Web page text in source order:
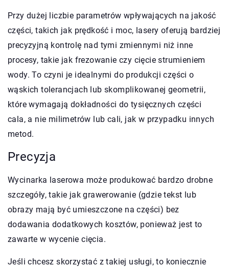
Przy dużej liczbie parametrów wpływających na jakość
części, takich jak prędkość i moc, lasery oferują bardziej
precyzyjną kontrolę nad tymi zmiennymi niż inne
procesy, takie jak frezowanie czy cięcie strumieniem
wody. To czyni je idealnymi do produkcji części o
wąskich tolerancjach lub skomplikowanej geometrii,
które wymagają dokładności do tysięcznych części
cala, a nie milimetrów lub cali, jak w przypadku innych
metod.
Precyzja
Wycinarka laserowa może produkować bardzo drobne
szczegóły, takie jak grawerowanie (gdzie tekst lub
obrazy mają być umieszczone na części) bez
dodawania dodatkowych kosztów, ponieważ jest to
zawarte w wycenie cięcia.
Jeśli chcesz skorzystać z takiej usługi, to koniecznie